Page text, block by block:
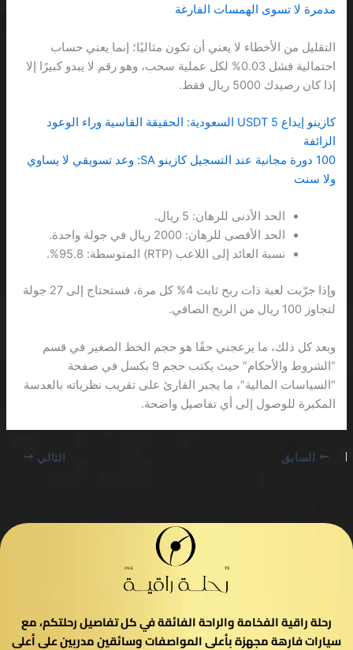
مدمرة لا تسوى الهمسات الفارغة
التقليل من الأخطاء لا يعني أن تكون مثاليًا؛ إنما يعني حساب
احتمالية فشل 0.03% لكل عملية سحب، وهو رقم لا يبدو كبيرًا إلا
إذا كان رصيدك 5000 ريال فقط.
كازينو إيداع 5 USDT السعودية: الحقيقة القاسية وراء الوعود
الزائفة
100 دورة مجانية عند التسجيل كازينو SA: وعد تسويقي لا يساوي
ولا سنت
الحد الأدنى للرهان: 5 ريال.
الحد الأقصى للرهان: 2000 ريال في جولة واحدة.
نسبة العائد إلى اللاعب (RTP) المتوسطة: 95.8%.
وإذا جرّبت لعبة ذات ربح ثابت 4% كل مرة، فستحتاج إلى 27 جولة
لتجاوز 100 ريال من الربح الصافي.
وبعد كل ذلك، ما يزعجني حقًا هو حجم الخط الصغير في قسم
“الشروط والأحكام” حيث يكتب حجم 9 بكسل في صفحة
“السياسات المالية”، ما يجبر القارئ على تقريب نظرياته بالعدسة
المكبرة للوصول إلى أي تفاصيل واضحة.
السابق التالي
رحلة راقية الفخامة والراحة الفائقة في كل تفاصيل رحلتكم، مع
سيارات فارهة مجهزة بأعلى المواصفات وسائقين مدربين على أعلى